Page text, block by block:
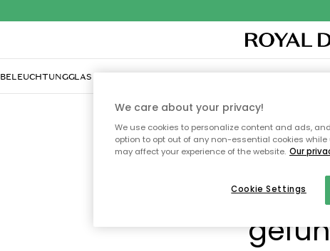
BELEUCHTUNGGLAS & GESCHIRRINNENEINRICHTUNGTEXTILIEN &
Ooops, die
We care about your privacy!
We use cookies to personalize content and ads,
option to opt out of any non-essential cookies
may affect your experience of the website. Our
Cookie Settings